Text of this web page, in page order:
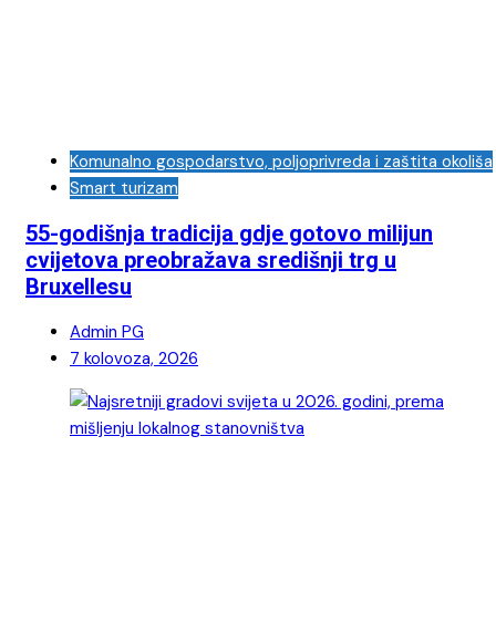
Komunalno gospodarstvo, poljoprivreda i zaštita okoliša
Smart turizam
55-godišnja tradicija gdje gotovo milijun
cvijetova preobražava središnji trg u
Bruxellesu
Admin PG
7 kolovoza, 2026